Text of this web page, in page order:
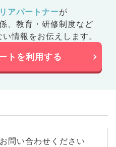
アパートナーが
、 教育・研修制度など
情報をお伝えします。
トを利用する
問い合わせください